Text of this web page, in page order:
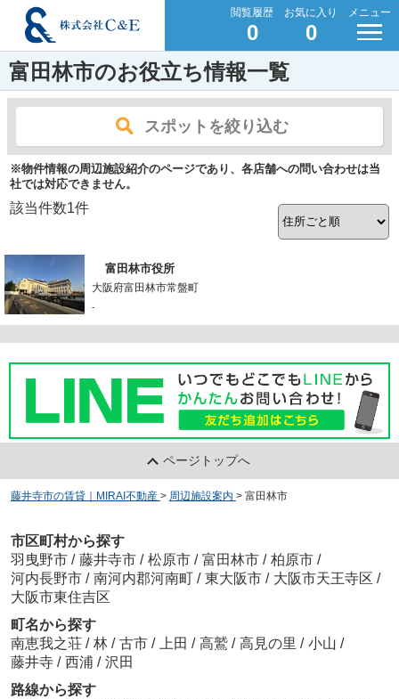
閲覧履歴
0
お気に入り
0
メニュー
富田林市のお役立ち情報一覧
スポットを絞り込む
※物件情報の周辺施設紹介のページであり、各店舗への問い合わせは当
社では対応できません。
該当件数1件
富田林市役所
大阪府富田林市常盤町
-
ページトップへ
藤井寺市の賃貸｜MIRAI不動産 > 周辺施設案内 > 富田林市
市区町村から探す
羽曳野市 / 藤井寺市 / 松原市 / 富田林市 / 柏原市 /
河内長野市 / 南河内郡河南町 / 東大阪市 / 大阪市天王寺区 /
大阪市東住吉区
町名から探す
南恵我之荘 / 林 / 古市 / 上田 / 高鷲 / 高見の里 / 小山 /
藤井寺 / 西浦 / 沢田
路線から探す